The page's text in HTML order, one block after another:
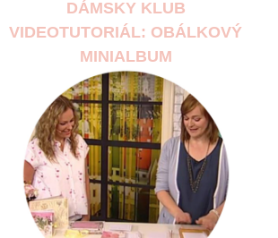
DÁMSKY KLUB
VIDEOTUTORIÁL: OBÁLKOVÝ
MINIALBUM